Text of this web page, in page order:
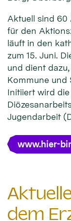
Aktuell sind 60
für den
läuft in den
zum 15. Juni.
und dient
Kommune und
Initiiert wird
Jugendarbeit
www.hier-
dem